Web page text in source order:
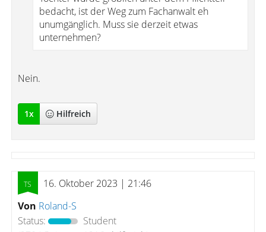
bedacht, ist der Weg zum Fachanwalt eh
unumgänglich. Muss sie derzeit etwas
unternehmen?
Nein.
1x Hilfreich
16. Oktober 2023 | 21:46
Von Roland-S
Status:
Student